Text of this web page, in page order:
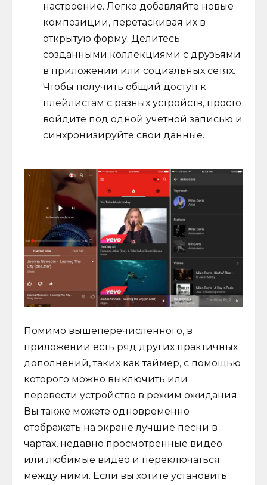
настроение. Легко добавляйте новые
композиции, перетаскивая их в
открытую форму. Делитесь
созданными коллекциями с друзьями
в приложении или социальных сетях.
Чтобы получить общий доступ к
плейлистам с разных устройств, просто
войдите под одной учетной записью и
синхронизируйте свои данные.
Помимо вышеперечисленного, в
приложении есть ряд других практичных
дополнений, таких как таймер, с помощью
которого можно выключить или
перевести устройство в режим ожидания.
Вы также можете одновременно
отображать на экране лучшие песни в
чартах, недавно просмотренные видео
или любимые видео и переключаться
между ними. Если вы хотите установить